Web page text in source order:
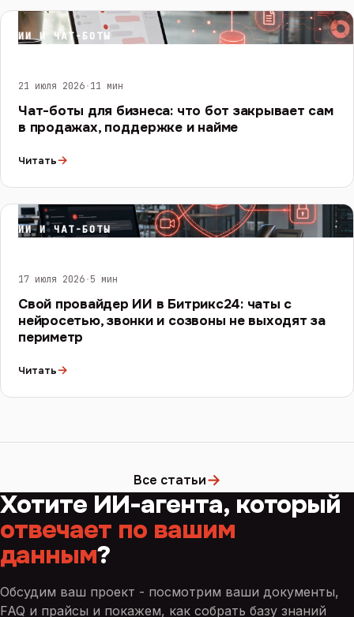
ИИ И ЧАТ-БОТЫ
21 июля 2026·11 мин
Чат-боты для бизнеса: что бот закрывает сам
в продажах, поддержке и найме
Читать→
ИИ И ЧАТ-БОТЫ
17 июля 2026·5 мин
Свой провайдер ИИ в Битрикс24: чаты с
нейросетью, звонки и созвоны не выходят за
периметр
Читать→
Все статьи→
Хотите ИИ-агента, который
отвечает по вашим
данным?
Обсудим ваш проект - посмотрим ваши документы,
FAQ и прайсы и покажем, как собрать базу знаний